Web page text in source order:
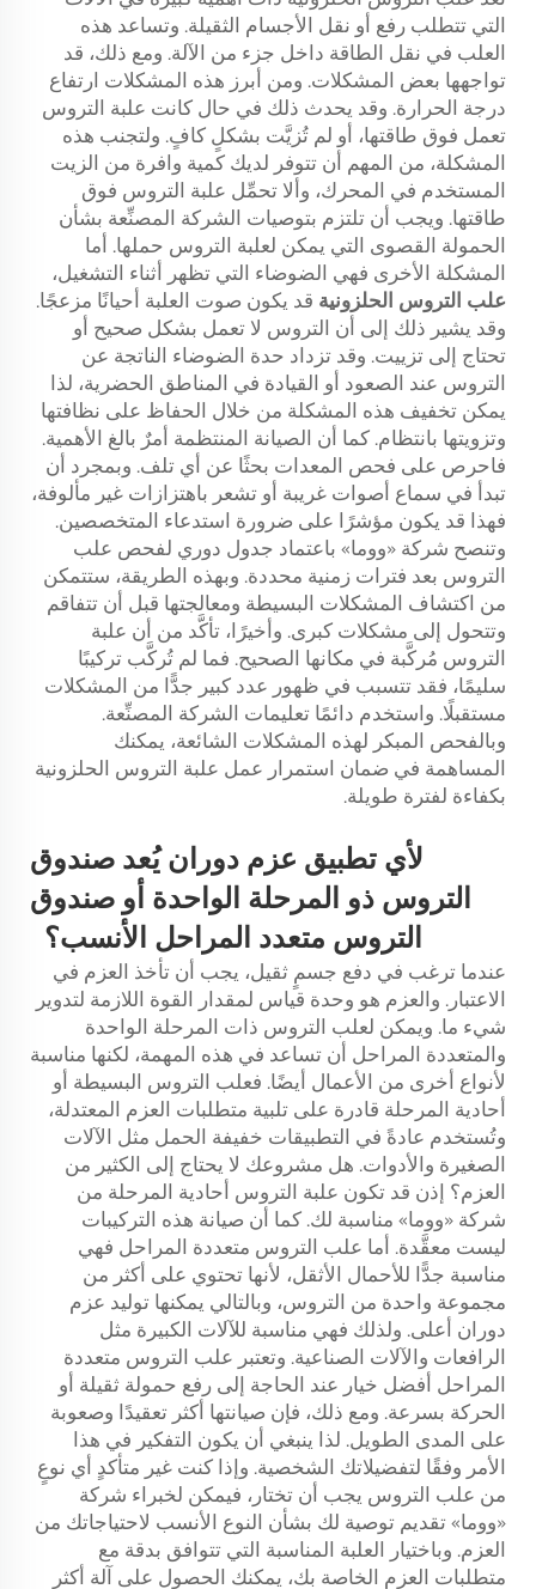
التي تتطلب رفع أو نقل الأجسام الثقيلة. وتساعد هذه
العلب في نقل الطاقة داخل جزء من الآلة. ومع ذلك، قد
تواجهها بعض المشكلات. ومن أبرز هذه المشكلات ارتفاع
درجة الحرارة. وقد يحدث ذلك في حال كانت علبة التروس
تعمل فوق طاقتها، أو لم تُزيَّت بشكلٍ كافٍ. ولتجنب هذه
المشكلة، من المهم أن تتوفر لديك كمية وافرة من الزيت
المستخدم في المحرك، وألا تحمِّل علبة التروس فوق
طاقتها. ويجب أن تلتزم بتوصيات الشركة المصنِّعة بشأن
الحمولة القصوى التي يمكن لعلبة التروس حملها. أما
المشكلة الأخرى فهي الضوضاء التي تظهر أثناء التشغيل،
علب التروس الحلزونية قد يكون صوت العلبة أحيانًا مزعجًا.
وقد يشير ذلك إلى أن التروس لا تعمل بشكل صحيح أو
تحتاج إلى تزييت. وقد تزداد حدة الضوضاء الناتجة عن
التروس عند الصعود أو القيادة في المناطق الحضرية، لذا
يمكن تخفيف هذه المشكلة من خلال الحفاظ على نظافتها
وتزويتها بانتظام. كما أن الصيانة المنتظمة أمرٌ بالغ الأهمية.
فاحرص على فحص المعدات بحثًا عن أي تلف. وبمجرد أن
تبدأ في سماع أصوات غريبة أو تشعر باهتزازات غير مألوفة،
فهذا قد يكون مؤشرًا على ضرورة استدعاء المتخصصين.
وتنصح شركة «ووما» باعتماد جدول دوري لفحص علب
التروس بعد فترات زمنية محددة. وبهذه الطريقة، ستتمكن
من اكتشاف المشكلات البسيطة ومعالجتها قبل أن تتفاقم
وتتحول إلى مشكلات كبرى. وأخيرًا، تأكَّد من أن علبة
التروس مُركَّبة في مكانها الصحيح. فما لم تُركَّب تركيبًا
سليمًا، فقد تتسبب في ظهور عدد كبير جدًّا من المشكلات
مستقبلًا. واستخدم دائمًا تعليمات الشركة المصنِّعة.
وبالفحص المبكر لهذه المشكلات الشائعة، يمكنك
المساهمة في ضمان استمرار عمل علبة التروس الحلزونية
بكفاءة لفترة طويلة.
لأي تطبيق عزم دوران يُعد صندوق
التروس ذو المرحلة الواحدة أو صندوق
التروس متعدد المراحل الأنسب؟
عندما ترغب في دفع جسمٍ ثقيل، يجب أن تأخذ العزم في
الاعتبار. والعزم هو وحدة قياس لمقدار القوة اللازمة لتدوير
شيء ما. ويمكن لعلب التروس ذات المرحلة الواحدة
والمتعددة المراحل أن تساعد في هذه المهمة، لكنها مناسبة
لأنواع أخرى من الأعمال أيضًا. فعلب التروس البسيطة أو
أحادية المرحلة قادرة على تلبية متطلبات العزم المعتدلة،
وتُستخدم عادةً في التطبيقات خفيفة الحمل مثل الآلات
الصغيرة والأدوات. هل مشروعك لا يحتاج إلى الكثير من
العزم؟ إذن قد تكون علبة التروس أحادية المرحلة من
شركة «ووما» مناسبة لك. كما أن صيانة هذه التركيبات
ليست معقَّدة. أما علب التروس متعددة المراحل فهي
مناسبة جدًّا للأحمال الأثقل، لأنها تحتوي على أكثر من
مجموعة واحدة من التروس، وبالتالي يمكنها توليد عزم
دوران أعلى. ولذلك فهي مناسبة للآلات الكبيرة مثل
الرافعات والآلات الصناعية. وتعتبر علب التروس متعددة
المراحل أفضل خيار عند الحاجة إلى رفع حمولة ثقيلة أو
الحركة بسرعة. ومع ذلك، فإن صيانتها أكثر تعقيدًا وصعوبة
على المدى الطويل. لذا ينبغي أن يكون التفكير في هذا
الأمر وفقًا لتفضيلاتك الشخصية. وإذا كنت غير متأكدٍ أي نوعٍ
من علب التروس يجب أن تختار، فيمكن لخبراء شركة
«ووما» تقديم توصية لك بشأن النوع الأنسب لاحتياجاتك من
العزم. وباختيار العلبة المناسبة التي تتوافق بدقة مع
متطلبات العزم الخاصة بك، يمكنك الحصول على آلة أكثر